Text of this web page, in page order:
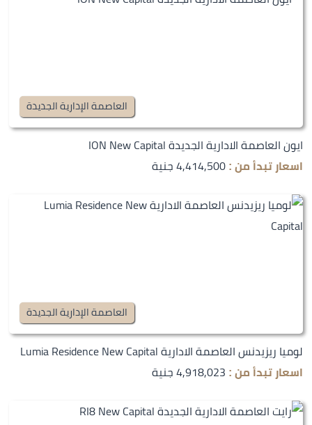
العاصمة الإدارية الجديدة
ايون العاصمة الادارية الجديدة ION New Capital
اسعار تبدأ من : 4,414,500 جنية
العاصمة الإدارية الجديدة
لوميا ريزيدنس العاصمة الادارية Lumia Residence New Capital
اسعار تبدأ من : 4,918,023 جنية